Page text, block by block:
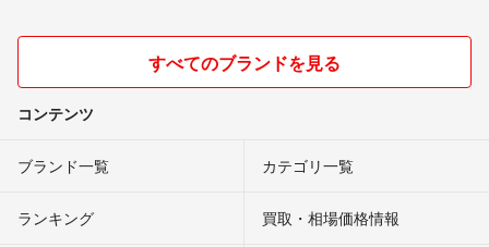
すべてのブランドを見る
コンテンツ
ブランド一覧 カテゴリ一覧
ランキング 買取・相場価格情報